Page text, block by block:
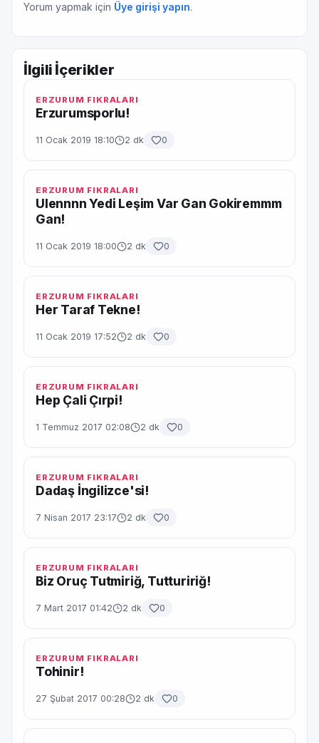
Yorum yapmak için Üye girişi yapın.
İlgili İçerikler
ERZURUM FIKRALARI
Erzurumsporlu!
11 Ocak 2019 18:10 2 dk 0
ERZURUM FIKRALARI
Ulennnn Yedi Leşim Var Gan Gokiremmm
Gan!
11 Ocak 2019 18:00 2 dk 0
ERZURUM FIKRALARI
Her Taraf Tekne!
11 Ocak 2019 17:52 2 dk 0
ERZURUM FIKRALARI
Hep Çali Çırpi!
1 Temmuz 2017 02:08 2 dk 0
ERZURUM FIKRALARI
Dadaş İngilizce'si!
7 Nisan 2017 23:17 2 dk 0
ERZURUM FIKRALARI
Biz Oruç Tutmiriğ, Tuttuririğ!
7 Mart 2017 01:42 2 dk 0
ERZURUM FIKRALARI
Tohinir!
27 Şubat 2017 00:28 2 dk 0